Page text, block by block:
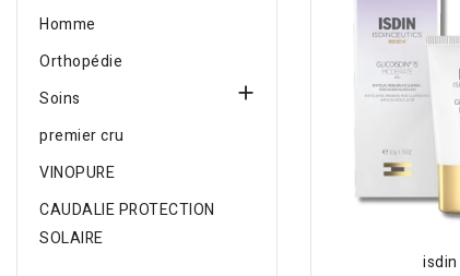
Homme
Orthopédie
Soins

premier cru
VINOPURE
CAUDALIE PROTECTION
SOLAIRE
isdin